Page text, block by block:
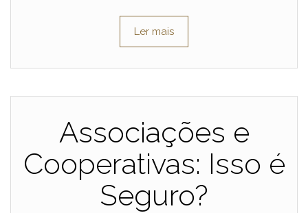
Ler mais
Associações e
Cooperativas: Isso é
Seguro?